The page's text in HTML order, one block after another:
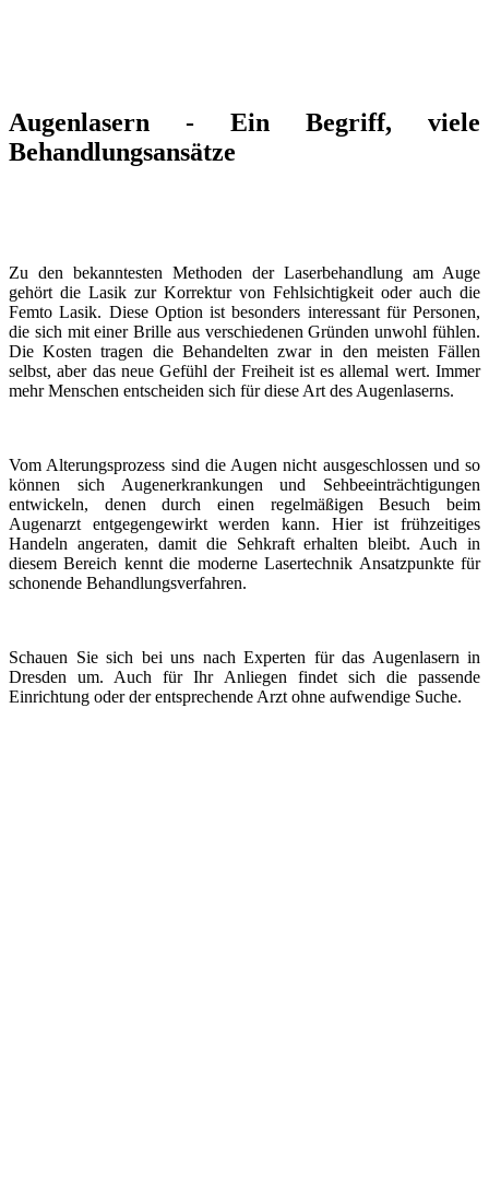
Augenlasern - Ein Begriff, viele
Behandlungsansätze
Zu den bekanntesten Methoden der Laserbehandlung am Auge
gehört die Lasik zur Korrektur von Fehlsichtigkeit oder auch die
Femto Lasik. Diese Option ist besonders interessant für Personen,
die sich mit einer Brille aus verschiedenen Gründen unwohl fühlen.
Die Kosten tragen die Behandelten zwar in den meisten Fällen
selbst, aber das neue Gefühl der Freiheit ist es allemal wert. Immer
mehr Menschen entscheiden sich für diese Art des Augenlaserns.
Vom Alterungsprozess sind die Augen nicht ausgeschlossen und so
können sich Augenerkrankungen und Sehbeeinträchtigungen
entwickeln, denen durch einen regelmäßigen Besuch beim
Augenarzt entgegengewirkt werden kann. Hier ist frühzeitiges
Handeln angeraten, damit die Sehkraft erhalten bleibt. Auch in
diesem Bereich kennt die moderne Lasertechnik Ansatzpunkte für
schonende Behandlungsverfahren.
Schauen Sie sich bei uns nach Experten für das Augenlasern in
Dresden um. Auch für Ihr Anliegen findet sich die passende
Einrichtung oder der entsprechende Arzt ohne aufwendige Suche.